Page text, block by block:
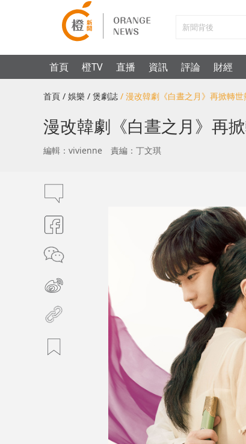
首頁 橙TV 直播 資訊 評論 財經
首頁 / 娛樂 / 煲劇誌 / 漫改韓劇《白晝之月》再掀轉
漫改韓劇《白晝之月》再
編輯：vivienne 責編：丁文琪